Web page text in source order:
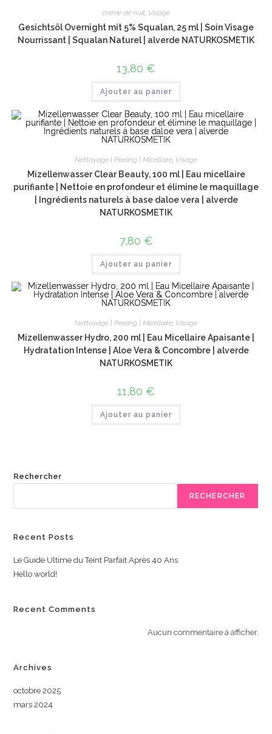
crème de nuit, Visage
Gesichtsöl Overnight mit 5% Squalan, 25 ml | Soin Visage
Nourrissant | Squalan Naturel | alverde NATURKOSMETIK
13,80 €
Ajouter au panier
Nettoyage | Peeling | Micellaire Visage
Mizellenwasser Clear Beauty, 100 ml | Eau micellaire
purifiante | Nettoie en profondeur et élimine le maquillage
| Ingrédients naturels à base daloe vera | alverde
NATURKOSMETIK
7,80 €
Ajouter au panier
Nettoyage | Peeling | Micellaire, Visage
Mizellenwasser Hydro, 200 ml | Eau Micellaire Apaisante |
Hydratation Intense | Aloe Vera & Concombre | alverde
NATURKOSMETIK
11,80 €
Ajouter au panier
Rechercher
RECHERCHER
Recent Posts
Le Guide Ultime du Teint Parfait Après 40 Ans
Hello world!
Recent Comments
Aucun commentaire à afficher.
Archives
octobre 2025
mars 2024